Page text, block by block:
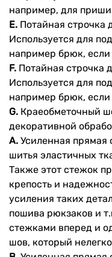
например, для
E. Потайная строчка
Используется для
например брюк,
F. Потайная строчка
Используется для
например брюк,
G. Краеобметочный
декоративной
A. Усиленная прямая
шитья эластичных
Также этот стежок
крепость и
усиления таких
пошива рюкзаков и
стежками вперед и
шов, который